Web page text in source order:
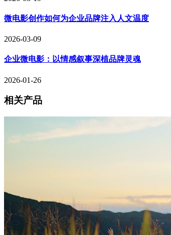
微电影创作如何为企业品牌注入人文温度
2026-03-09
企业微电影：以情感叙事深植品牌灵魂
2026-01-26
相关产品